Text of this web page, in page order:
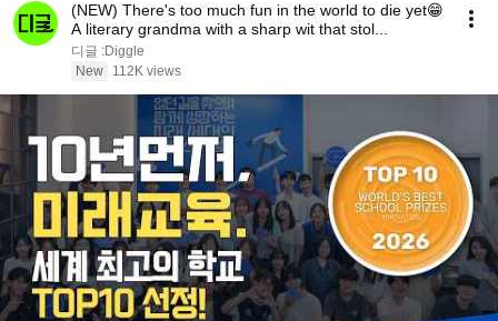
(NEW) There's too much fun in the world to die yet😁
A literary grandma with a sharp wit that stol...
디글 :Diggle
New
112K views